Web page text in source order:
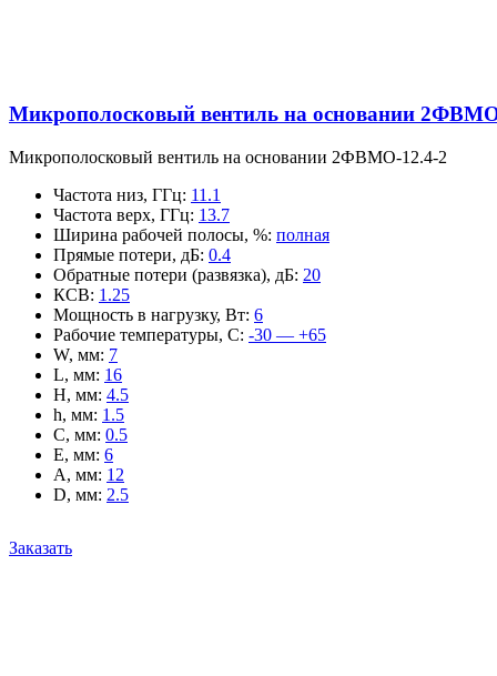
Микрополосковый вентиль на основании
Микрополосковый вентиль на основании 2ФВМO-12.4-2
Частота низ, ГГц: 11.1
Частота верх, ГГц: 13.7
Ширина рабочей полосы, %: полная
Прямые потери, дБ: 0.4
Обратные потери (развязка), дБ: 20
КСВ: 1.25
Мощность в нагрузку, Вт: 6
Рабочие температуры, С: -30 — +65
W, мм: 7
L, мм: 16
H, мм: 4.5
h, мм: 1.5
C, мм: 0.5
E, мм: 6
A, мм: 12
D, мм: 2.5
Заказать